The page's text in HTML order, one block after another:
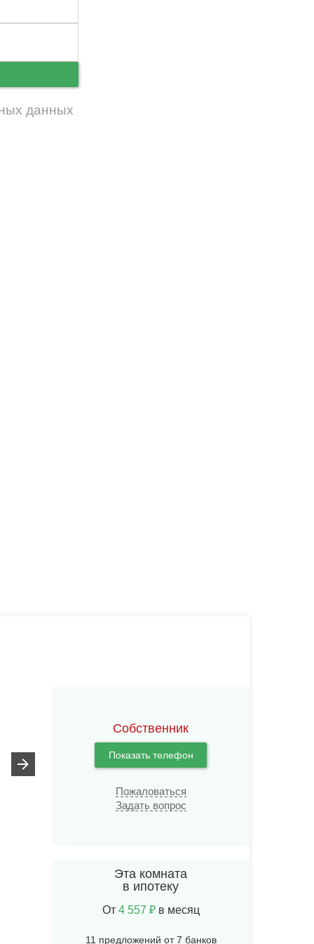
Собственник
Показать телефон
Пожаловаться
Задать вопрос
Эта комната
в ипотеку
От 4 557 ₽в месяц
11 предложений от 7 банков
данных